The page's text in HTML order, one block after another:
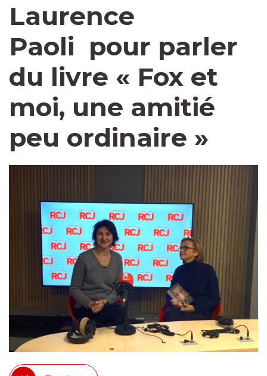
Laurence
Paoli pour parler
du livre « Fox et
moi, une amitié
peu ordinaire »